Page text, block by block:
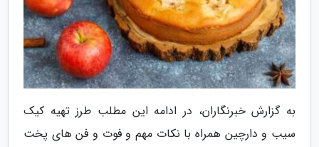
به گزارش خبرنگاران، در ادامه این مطلب طرز تهیه کیک
سیب و دارچین همراه با نکات مهم و فوت و فن های پخت